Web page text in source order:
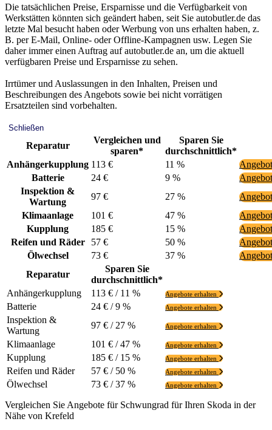
Die tatsächlichen Preise, Ersparnisse und die Verfügbarkeit von
Werkstätten könnten sich geändert haben, seit Sie autobutler.de das
letzte Mal besucht haben oder Werbung von uns erhalten haben, z.
B. per E-Mail, Online- oder Offline-Kampagnen usw. Legen Sie
daher immer einen Auftrag auf autobutler.de an, um die aktuell
verfügbaren Preise und Ersparnisse zu sehen.
Irrtümer und Auslassungen in den Inhalten, Preisen und
Beschreibungen des Angebots sowie bei nicht vorrätigen
Ersatzteilen sind vorbehalten.
Schließen
Reparatur
Vergleichen und
sparen*
Sparen Sie
durchschnittlich*
Anhängerkupplung 113 € 11 %
Batterie
24 € 9 %
Inspektion &
Wartung
97 € 27 %
Klimaanlage
101 € 47 %
Kupplung
185 € 15 %
Reifen und Räder
57 € 50 %
Ölwechsel
73 € 37 %
Reparatur
Sparen Sie
durchschnittlich*
Anhängerkupplung
113 € / 11 % Angebote erhalten
Batterie 24 € / 9 % Angebote erhalten
Inspektion &
Wartung
97 € / 27 % Angebote erhalten
Klimaanlage 101 € / 47 % Angebote erhalten
Kupplung 185 € / 15 % Angebote erhalten
Reifen und Räder 57 € / 50 % Angebote erhalten
Ölwechsel 73 € / 37 % Angebote erhalten
Vergleichen Sie Angebote für Schwungrad für Ihren Skoda in der
Nähe von Krefeld